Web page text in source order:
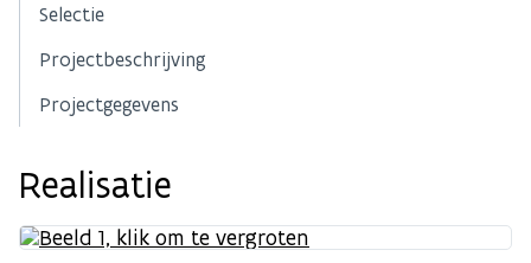
Selectie
Projectbeschrijving
Projectgegevens
Realisatie